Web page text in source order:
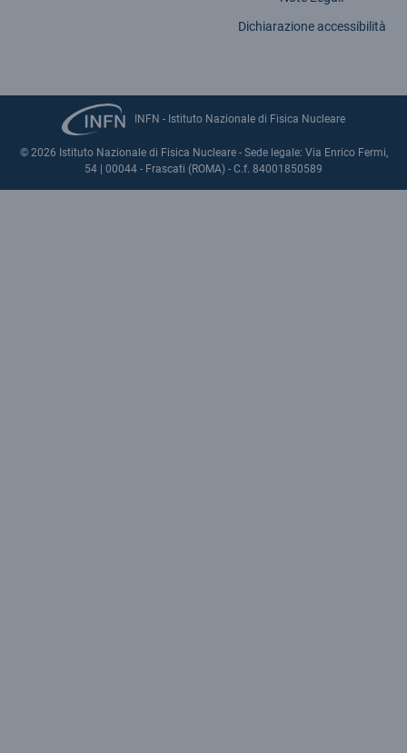
Dichiarazione accessibilità
INFN - Istituto Nazionale di Fisica Nucleare
© 2026 Istituto Nazionale di Fisica Nucleare - Sede legale: Via Enrico Fermi,
54 | 00044 - Frascati (ROMA) - C.f. 84001850589